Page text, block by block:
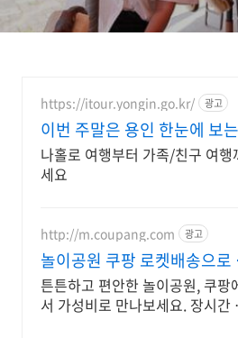
https://itour.yongin.go.kr/ 광고
이번 주말은 용인 한눈에 보
나홀로 여행부터 가족/친구 여
세요
http://m.coupang.com 광고
놀이공원 쿠팡 로켓배송으로
르게 준비
튼튼하고 편안한 놀이공원, 쿠팡
서 가성비로 만나보세요. 장시간